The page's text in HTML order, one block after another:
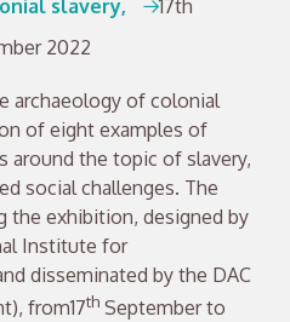
slavery,
17th
2022
archaeology of colonial
of eight examples of
around the topic of slavery,
social challenges. The
the exhibition, designed by
Institute for
disseminated by the DAC
from17th September to